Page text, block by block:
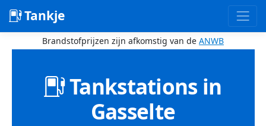
Tankje
Brandstofprijzen zijn afkomstig van de ANWB
Tankstations in
Gasselte